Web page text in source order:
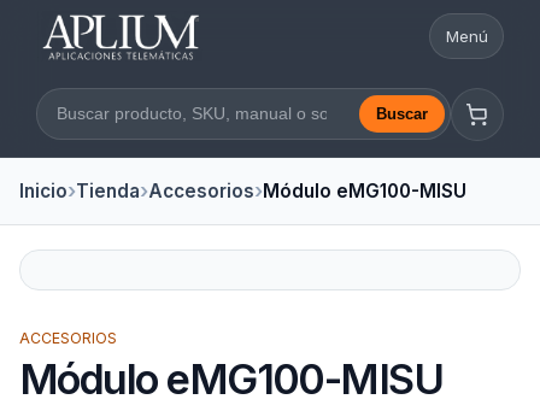
Abrir
Menú
Buscar en la web Buscar
Inicio Tienda Accesorios Módulo eMG100-MISU
ACCESORIOS
Módulo eMG100-MISU